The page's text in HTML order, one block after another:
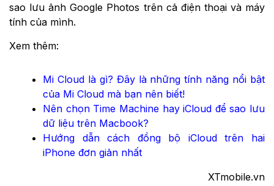
sao lưu ảnh Google Photos trên cả điện thoại và máy
tính của mình.
Xem thêm:
Mi Cloud là gì? Đây là những tính năng nổi bật
của Mi Cloud mà bạn nên biết!
Nên chọn Time Machine hay iCloud để sao lưu
dữ liệu trên Macbook?
Hướng dẫn cách đồng bộ iCloud trên hai
iPhone đơn giản nhất
XTmobile.vn